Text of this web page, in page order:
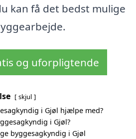
kan få det bedst mulige
og uforpligtende
skjul
i Gjøl hjælpe med?
i Gjøl?
byggesagkyndig i Gjøl